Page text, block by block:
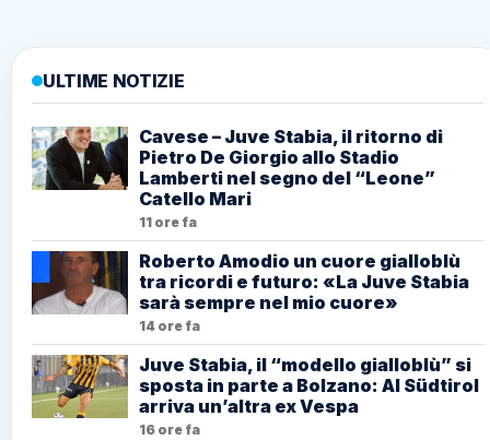
ULTIME NOTIZIE
Cavese – Juve Stabia, il ritorno di
Pietro De Giorgio allo Stadio
Lamberti nel segno del “Leone”
Catello Mari
11 ore fa
Roberto Amodio un cuore gialloblù
tra ricordi e futuro: «La Juve Stabia
sarà sempre nel mio cuore»
14 ore fa
Juve Stabia, il “modello gialloblù” si
sposta in parte a Bolzano: Al Südtirol
arriva un’altra ex Vespa
16 ore fa